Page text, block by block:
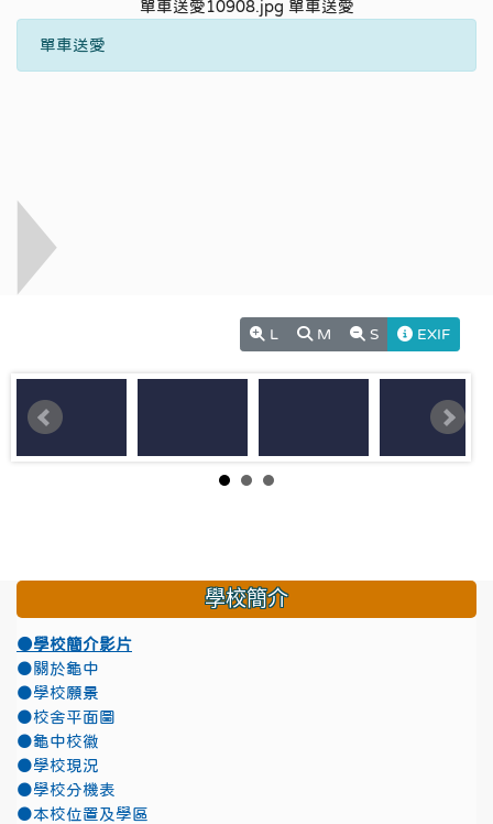
單車送愛
L M S EXIF
學校簡介
●學校簡介影片
●關於龜中
●學校願景
●校舍平面圖
●龜中校徽
●學校現況
●學校分機表
●本校位置及學區